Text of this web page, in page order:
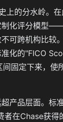
上的分水岭。
制化评分模型
可跨机构比较
化的"FICO
固定下来，使
产品层面。标
在Chase获得